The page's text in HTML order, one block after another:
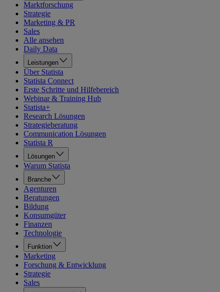
Marktforschung
Strategie
Marketing & PR
Sales
Alle ansehen
Daily Data
Leistungen
Über Statista
Statista Connect
Erste Schritte und Hilfebereich
Webinar & Training Hub
Statista+
Research Lösungen
Strategieberatung
Communication Lösungen
Statista R
Lösungen
Warum Statista
Branche
Agenturen
Beratungen
Bildung
Konsumgüter
Finanzen
Technologie
Funktion
Marketing
Forschung & Entwicklung
Strategie
Sales